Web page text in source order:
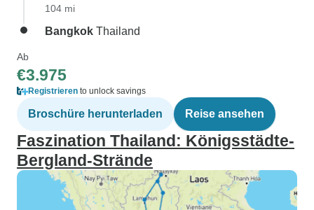
104 mi
Bangkok Thailand
Ab
€3.975
Registrieren to unlock savings
Broschüre herunterladen Reise ansehen
Faszination Thailand: Königsstädte-
Bergland-Strände